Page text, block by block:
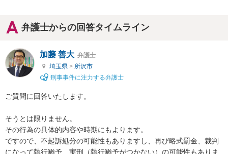
弁護士からの回答タイムライン
加藤 善大 弁護士
埼玉県 > 所沢市
刑事事件に注力する弁護士
ご質問に回答いたします。
そうとは限りません。
その行為の具体的内容や時期にもよります。
ですので、不起訴処分の可能性もありますし、再び略式罰金、裁判
になって執行猶予、実刑（執行猶予がつかない）の可能性もありま